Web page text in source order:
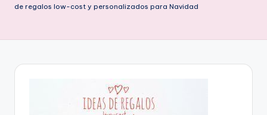
en
de regalos low-cost y personalizados para Navidad